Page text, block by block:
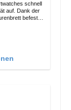
schnell